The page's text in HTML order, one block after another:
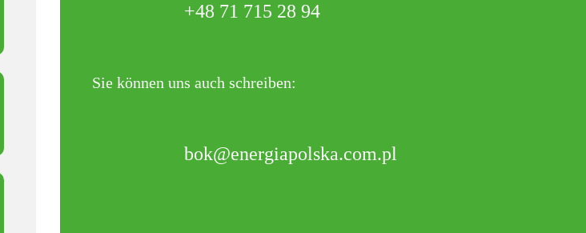
+48 71 715 28 94
Sie können uns auch schreiben:
bok@energiapolska.com.pl